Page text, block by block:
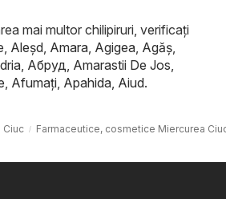
mai multor chilipiruri, verificați
Aleşd Amara Agigea Agăş
Абруд Amarastii De Jos
Afumaţi Apahida Aiud.
Ciuc Farmaceutice, cosmetice Miercurea